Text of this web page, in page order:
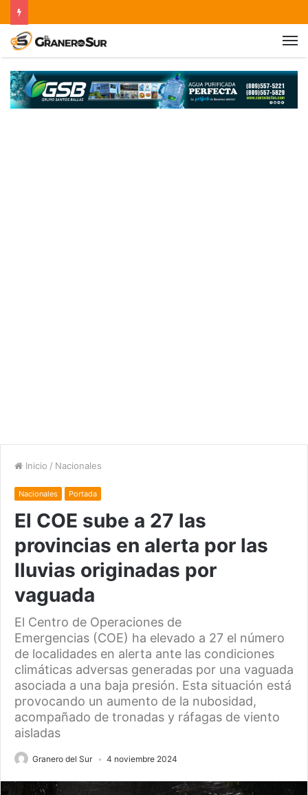
Inicio / Nacionales
Nacionales Portada
El COE sube a 27 las
provincias en alerta por las
lluvias originadas por
vaguada
El Centro de Operaciones de
Emergencias (COE) ha elevado a 27 el número
de localidades en alerta ante las condiciones
climáticas adversas generadas por una vaguada
asociada a una baja presión. Esta situación está
provocando un aumento de la nubosidad,
acompañado de tronadas y ráfagas de viento
aisladas
Granero del Sur 4 noviembre 2024